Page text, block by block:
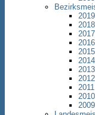
2019
2018
2017
2016
2015
2014
2013
2012
2011
2010
2009